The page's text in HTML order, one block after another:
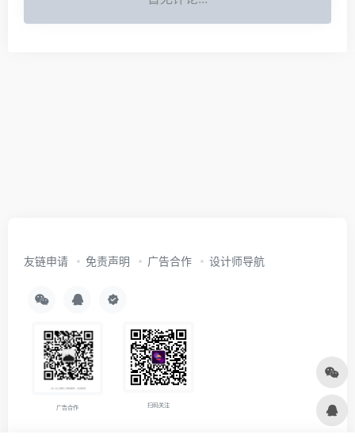
友链申请 免责声明 广告合作 设计师导航
广告合作 扫码关注